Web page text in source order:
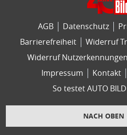
AGB Datenschutz
Barrierefreiheit
Widerruf
Widerruf Nutzerkennungen
Impressum
Kontakt
So testet AUTO BILD
NACH OBEN